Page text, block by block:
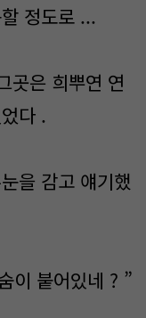
정도로 ...
곳은 희뿌연 연
다 .
을 감고 얘기했
이 붙어있네 ? ”